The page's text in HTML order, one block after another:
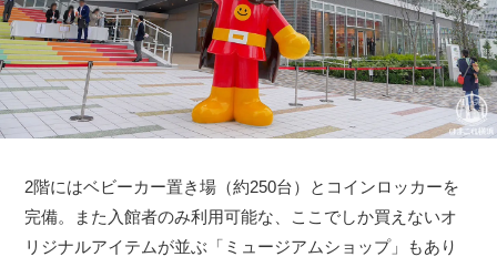
2階にはベビーカー置き場（約250台）とコインロッカーを
完備。また入館者のみ利用可能な、ここでしか買えないオ
リジナルアイテムが並ぶ「ミュージアムショップ」もあり